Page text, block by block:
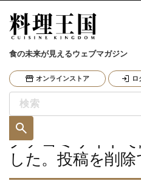
食の未来が見えるウェブマガジン
オンラインストア ロ
クチコミサイトで
した。投稿を削除